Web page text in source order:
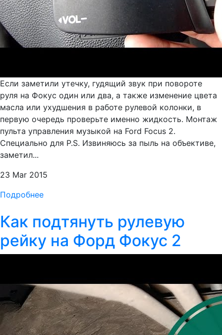
Если заметили утечку, гудящий звук при повороте
руля на Фокус один или два, а также изменение цвета
масла или ухудшения в работе рулевой колонки, в
первую очередь проверьте именно жидкость. Монтаж
пульта управления музыкой на Ford Focus 2.
Специально для P.S. Извиняюсь за пыль на объективе,
заметил...
23 Mar 2015
Подробнее
Как подтянуть рулевую
рейку на Форд Фокус 2